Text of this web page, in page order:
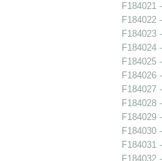
F184021
F184022
F184023
F184024
F184025
F184026
F184027
F184028
F184029
F184030
F184031
F184032